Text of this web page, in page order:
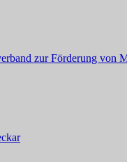
zur Förderung von